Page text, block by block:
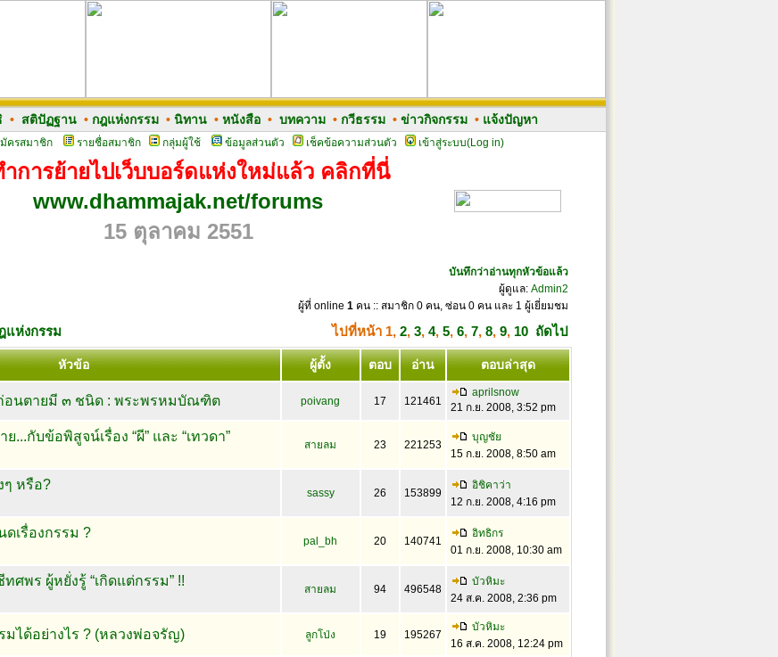
• สติปัฏฐาน• กฎแห่งกรรม• นิทาน• หนังสือ• บทความ• กวีธรรม• ข่าวกิจกรรม• แจ้งปัญหา
ครสมาชิก รายชื่อสมาชิก กลุ่มผู้ใช้ ข้อมูลส่วนตัว เช็คข้อความส่วนตัว เข้าสู่ระบบ(Log in)
การย้ายไปเว็บบอร์ดแห่งใหม่แล้ว คลิกที่นี่
www.dhammajak.net/forums
15 ตุลาคม 2551
บันทึกว่าอ่านทุกหัวข้อแล้ว
ผู้ดูแล: Admin2
ผู้ที่ online 1คน :: สมาชิก 0 คน, ซ่อน 0 คน และ 1 ผู้เยี่ยมชม
แห่งกรรม ไปที่หน้า 1, 2, 3, 4, 5, 6, 7, 8, 9, 10 ถัดไป
หัวข้อ ผู้ตั้ง ตอบ อ่าน ตอบล่าสุด
อนตายมี ๓ ชนิด : พระพรหมบัณฑิต poivang 17 121461
aprilsnow
21 ก.ย. 2008, 3:52 pm
...กับข้อพิสูจน์เรื่อง “ผี” และ “เทวดา”
สายลม 23 221253
บุญชัย
15 ก.ย. 2008, 8:50 am
ๆ หรือ?
sassy 26 153899
อิชิคาว่า
12 ก.ย. 2008, 4:16 pm
เรื่องกรรม ?
pal_bh 20 140741
อิทธิกร
01 ก.ย. 2008, 10:30 am
ศพร ผู้หยั่งรู้ “เกิดแต่กรรม” !!
สายลม 94 496548
บัวหิมะ
24 ส.ค. 2008, 2:36 pm
มได้อย่างไร ? (หลวงพ่อจรัญ) ลูกโป่ง 19 195267
บัวหิมะ
16 ส.ค. 2008, 12:24 pm